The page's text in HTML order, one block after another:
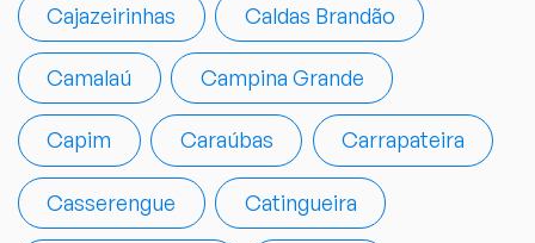
Cajazeirinhas Caldas Brandão
Camalaú Campina Grande
Capim Caraúbas Carrapateira
Casserengue Catingueira